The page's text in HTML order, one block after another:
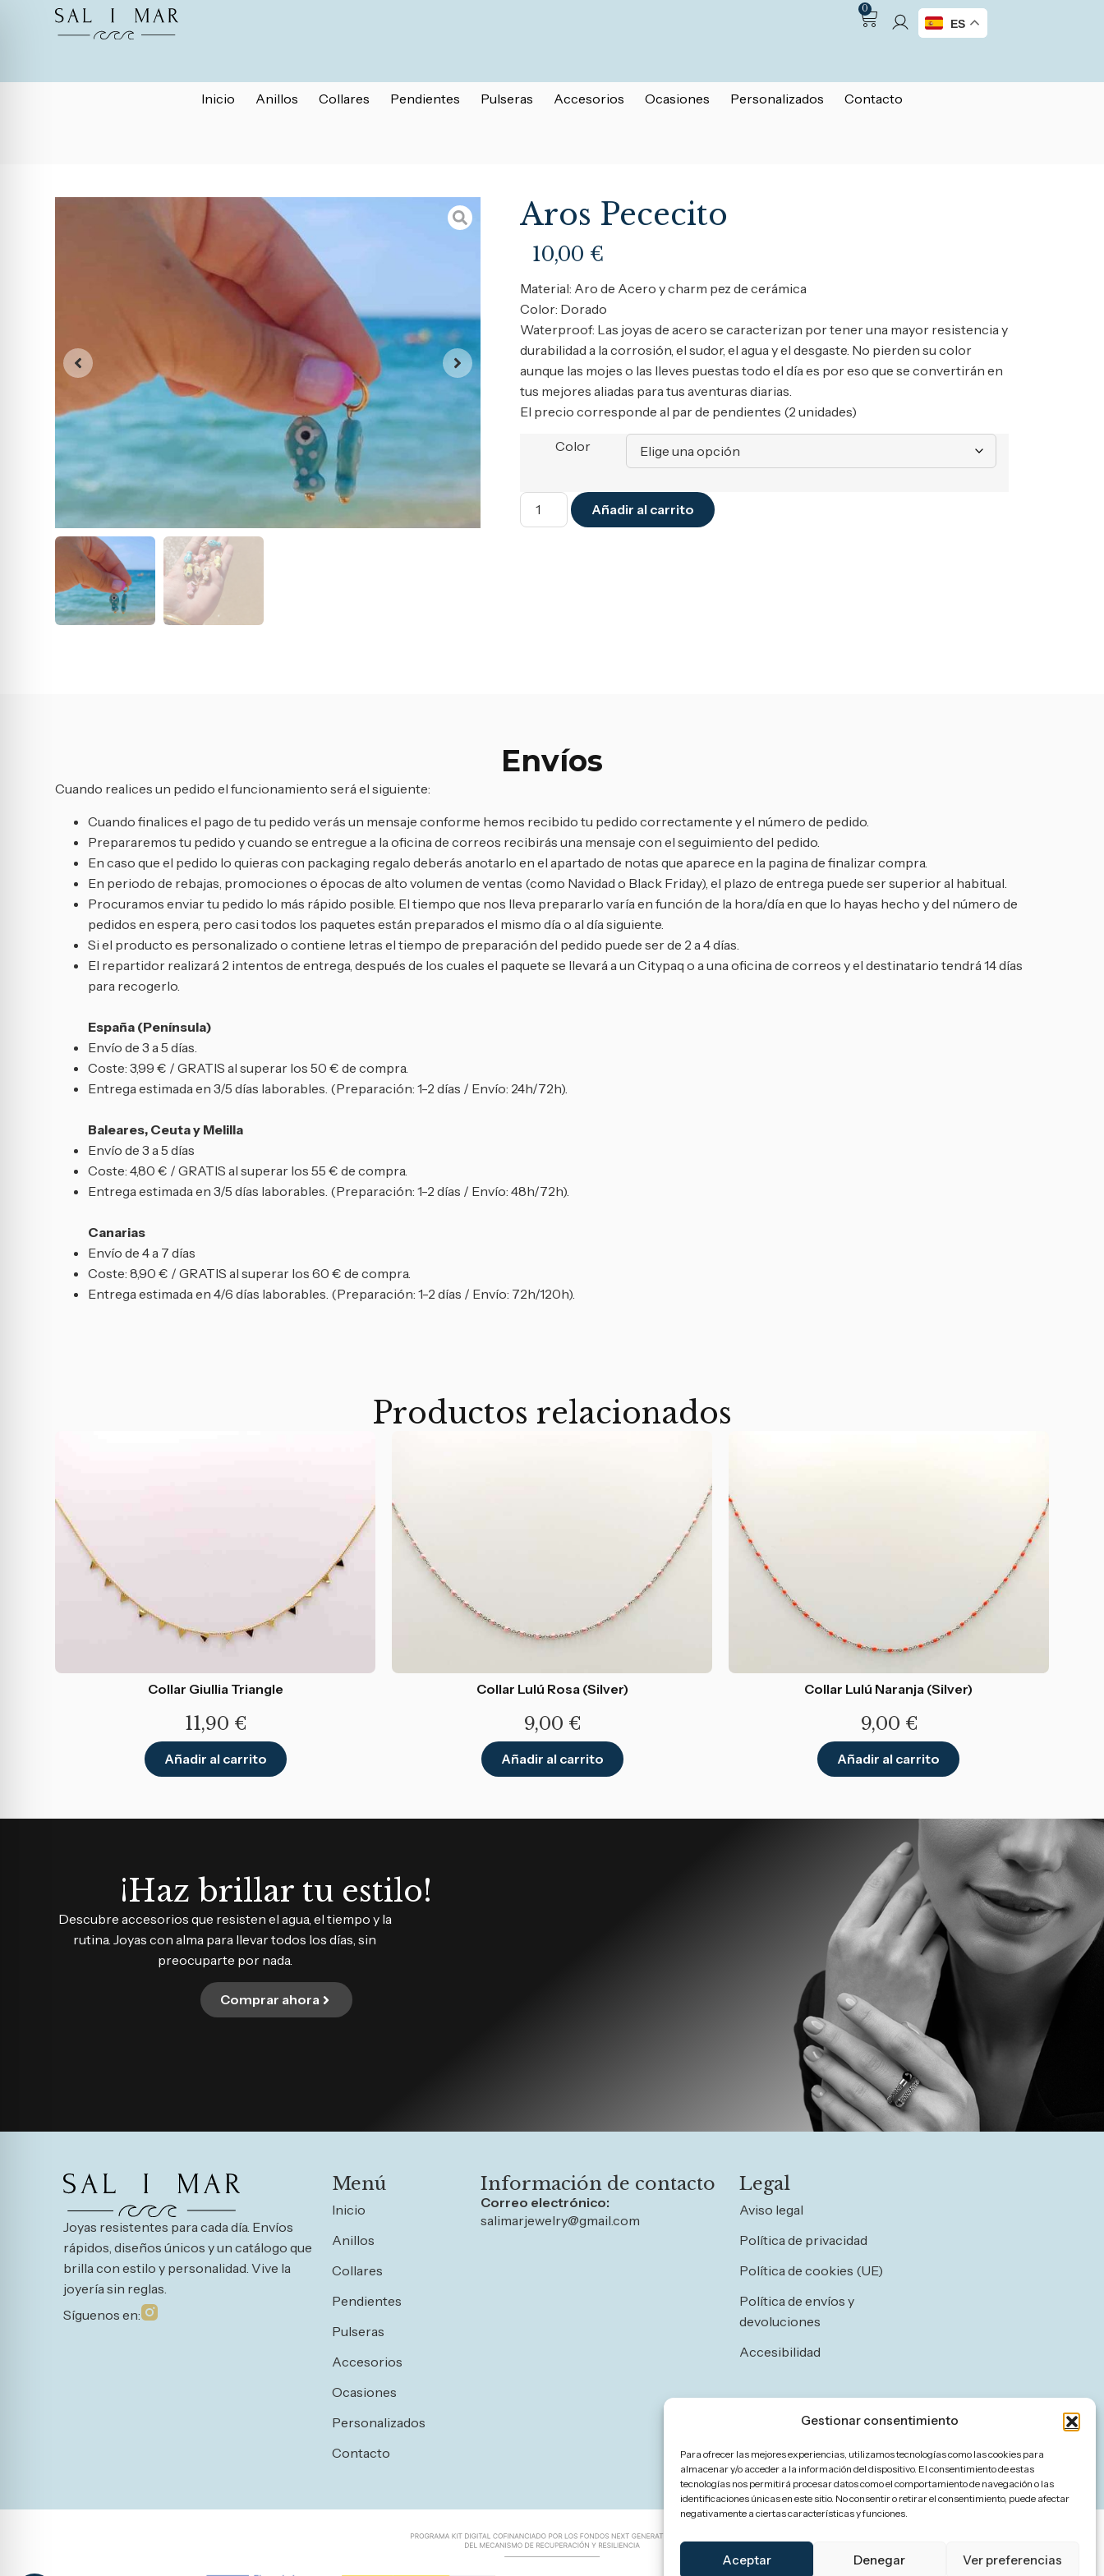
Gestionar consentimiento
Para ofrecer las mejores experiencias, utilizamos tecnologías como las cookies para
almacenar y/o acceder a la información del dispositivo. El consentimiento de estas
tecnologías nos permitirá procesar datos como el comportamiento de navegación o las
identificaciones únicas en este sitio. No consentir o retirar el consentimiento, puede afectar
negativamente a ciertas características y funciones.
Aceptar Denegar Ver preferencias
0
ES
Inicio Anillos Collares Pendientes Pulseras Accesorios Ocasiones Personalizados Contacto
Aros Pececito
10,00 €
Material: Aro de Acero y charm pez de cerámica
Color: Dorado
Waterproof: Las joyas de acero se caracterizan por tener una mayor resistencia y
durabilidad a la corrosión, el sudor, el agua y el desgaste. No pierden su color
aunque las mojes o las lleves puestas todo el día es por eso que se convertirán en
tus mejores aliadas para tus aventuras diarias.
El precio corresponde al par de pendientes (2 unidades)
Color
Añadir al carrito
Envíos
Cuando realices un pedido el funcionamiento será el siguiente:
Cuando finalices el pago de tu pedido verás un mensaje conforme hemos recibido tu pedido correctamente y el número de pedido.
Prepararemos tu pedido y cuando se entregue a la oficina de correos recibirás una mensaje con el seguimiento del pedido.
En caso que el pedido lo quieras con packaging regalo deberás anotarlo en el apartado de notas que aparece en la pagina de finalizar compra.
En periodo de rebajas, promociones o épocas de alto volumen de ventas (como Navidad o Black Friday), el plazo de entrega puede ser superior al habitual.
Procuramos enviar tu pedido lo más rápido posible. El tiempo que nos lleva prepararlo varía en función de la hora/día en que lo hayas hecho y del número de
pedidos en espera, pero casi todos los paquetes están preparados el mismo día o al día siguiente.
Si el producto es personalizado o contiene letras el tiempo de preparación del pedido puede ser de 2 a 4 días.
El repartidor realizará 2 intentos de entrega, después de los cuales el paquete se llevará a un Citypaq o a una oficina de correos y el destinatario tendrá 14 días
para recogerlo.
España (Península)
Envío de 3 a 5 días.
Coste: 3,99 € / GRATIS al superar los 50 € de compra.
Entrega estimada en 3/5 días laborables. (Preparación: 1-2 días / Envío: 24h/72h).
Baleares, Ceuta y Melilla
Envío de 3 a 5 días
Coste: 4,80 € / GRATIS al superar los 55 € de compra.
Entrega estimada en 3/5 días laborables. (Preparación: 1-2 días / Envío: 48h/72h).
Canarias
Envío de 4 a 7 días
Coste: 8,90 € / GRATIS al superar los 60 € de compra.
Entrega estimada en 4/6 días laborables. (Preparación: 1-2 días / Envío: 72h/120h).
Productos relacionados
Collar Giullia Triangle
11,90 €
Añadir al carrito
Collar Lulú Rosa (Silver)
9,00 €
Añadir al carrito
Collar Lulú Naranja (Silver)
9,00 €
Añadir al carrito
¡Haz brillar tu estilo!
Descubre accesorios que resisten el agua, el tiempo y la
rutina. Joyas con alma para llevar todos los días, sin
preocuparte por nada.
Comprar ahora
Joyas resistentes para cada día. Envíos
rápidos, diseños únicos y un catálogo que
brilla con estilo y personalidad. Vive la
joyería sin reglas.
Síguenos en:
Menú
Inicio
Anillos
Collares
Pendientes
Pulseras
Accesorios
Ocasiones
Personalizados
Contacto
Información de contacto
Correo electrónico:
salimarjewelry@gmail.com
Legal
Aviso legal
Política de privacidad
Política de cookies (UE)
Política de envíos y
devoluciones
Accesibilidad